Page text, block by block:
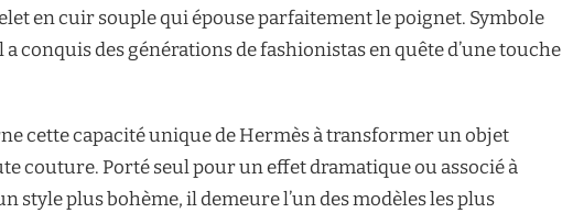
en cuir souple qui épouse parfaitement le poignet. Symbole
a conquis des générations de fashionistas en quête d’une touche
cette capacité unique de Hermès à transformer un objet
couture. Porté seul pour un effet dramatique ou associé à
style plus bohème, il demeure l’un des modèles les plus